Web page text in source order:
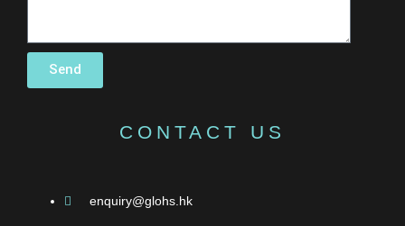
Send
CONTACT US
enquiry@glohs.hk